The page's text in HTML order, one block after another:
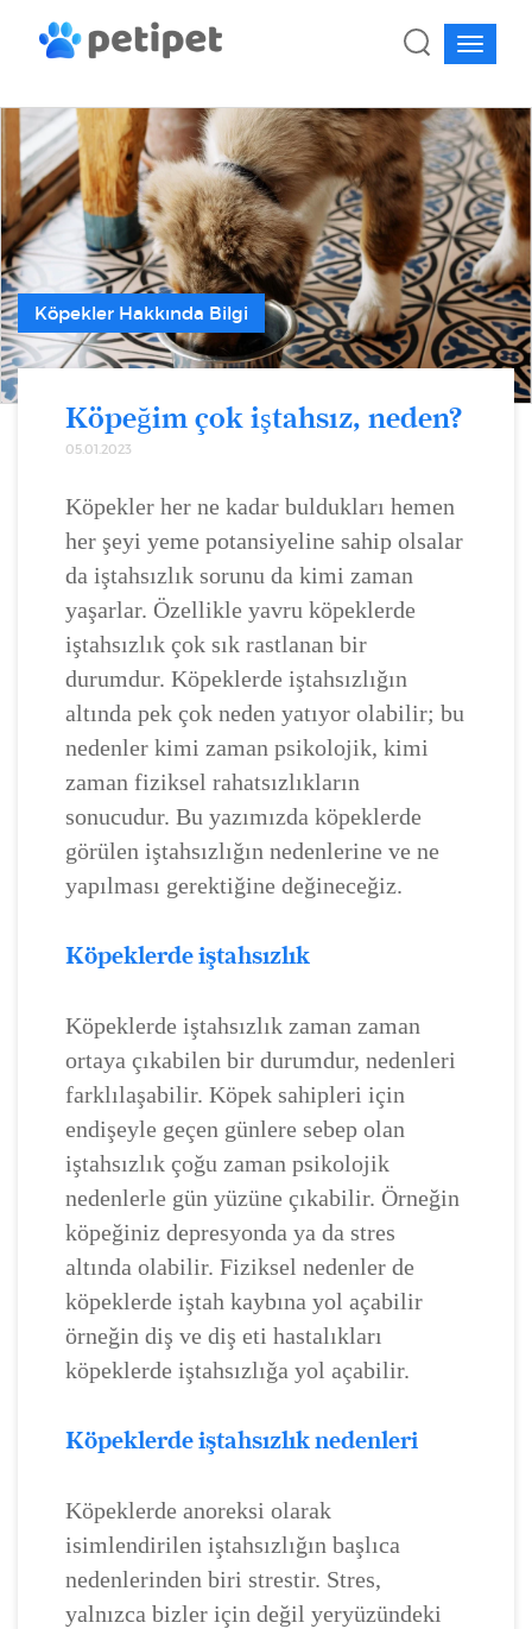
Köpekler Hakkında Bilgi
Köpeğim çok iştahsız, neden?
05.01.2023
Köpekler her ne kadar buldukları hemen
her şeyi yeme potansiyeline sahip olsalar
da iştahsızlık sorunu da kimi zaman
yaşarlar. Özellikle yavru köpeklerde
iştahsızlık çok sık rastlanan bir
durumdur. Köpeklerde iştahsızlığın
altında pek çok neden yatıyor olabilir; bu
nedenler kimi zaman psikolojik, kimi
zaman fiziksel rahatsızlıkların
sonucudur. Bu yazımızda köpeklerde
görülen iştahsızlığın nedenlerine ve ne
yapılması gerektiğine değineceğiz.
Köpeklerde iştahsızlık
Köpeklerde iştahsızlık zaman zaman
ortaya çıkabilen bir durumdur, nedenleri
farklılaşabilir. Köpek sahipleri için
endişeyle geçen günlere sebep olan
iştahsızlık çoğu zaman psikolojik
nedenlerle gün yüzüne çıkabilir. Örneğin
köpeğiniz depresyonda ya da stres
altında olabilir. Fiziksel nedenler de
köpeklerde iştah kaybına yol açabilir
örneğin diş ve diş eti hastalıkları
köpeklerde iştahsızlığa yol açabilir.
Köpeklerde iştahsızlık nedenleri
Köpeklerde anoreksi olarak
isimlendirilen iştahsızlığın başlıca
nedenlerinden biri strestir. Stres,
yalnızca bizler için değil yeryüzündeki